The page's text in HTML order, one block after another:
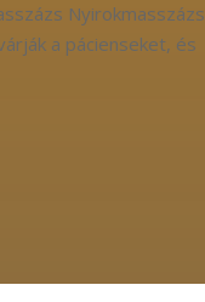
Nyirokmasszázs
a pácienseket, és